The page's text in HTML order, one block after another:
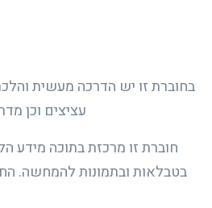
בחוברת זו יש הדרכה מעשית
עציצים וכן
חוברת זו מרכזת בתוכה מידע
בטבלאות ובתמונות להמחשה.